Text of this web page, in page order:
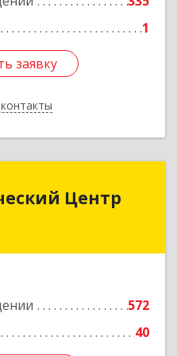
1
заявку
заявку
Центр
572
40
Центр
край, Владивосток г,